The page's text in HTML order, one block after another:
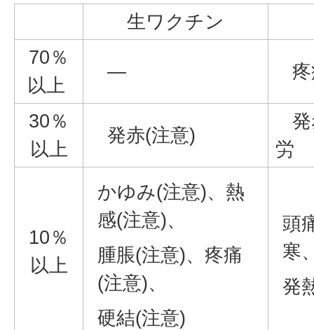
生ワクチン
70％
以上
― 疼
30％
以上
発赤(注意)
発
労
10％
以上
かゆみ(注意)、熱
感(注意)、
腫脹(注意)、疼痛
(注意)、
硬結(注意)
頭
寒
発